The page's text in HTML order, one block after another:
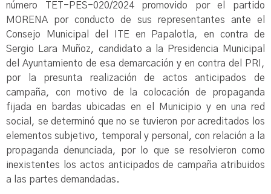
número TET-PES-020/2024 promovido por el partido
MORENA por conducto de sus representantes ante el
Consejo Municipal del ITE en Papalotla, en contra de
Sergio Lara Muñoz, candidato a la Presidencia Municipal
del Ayuntamiento de esa demarcación y en contra del PRI,
por la presunta realización de actos anticipados de
campaña, con motivo de la colocación de propaganda
fijada en bardas ubicadas en el Municipio y en una red
social, se determinó que no se tuvieron por acreditados los
elementos subjetivo, temporal y personal, con relación a la
propaganda denunciada, por lo que se resolvieron como
inexistentes los actos anticipados de campaña atribuidos
a las partes demandadas.